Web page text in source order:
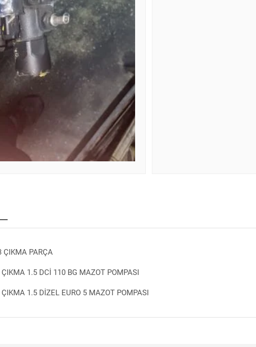
ÇIKMA PARÇA
1.5 DCİ 110 BG MAZOT POMPASI
1.5 DİZEL EURO 5 MAZOT POMPASI